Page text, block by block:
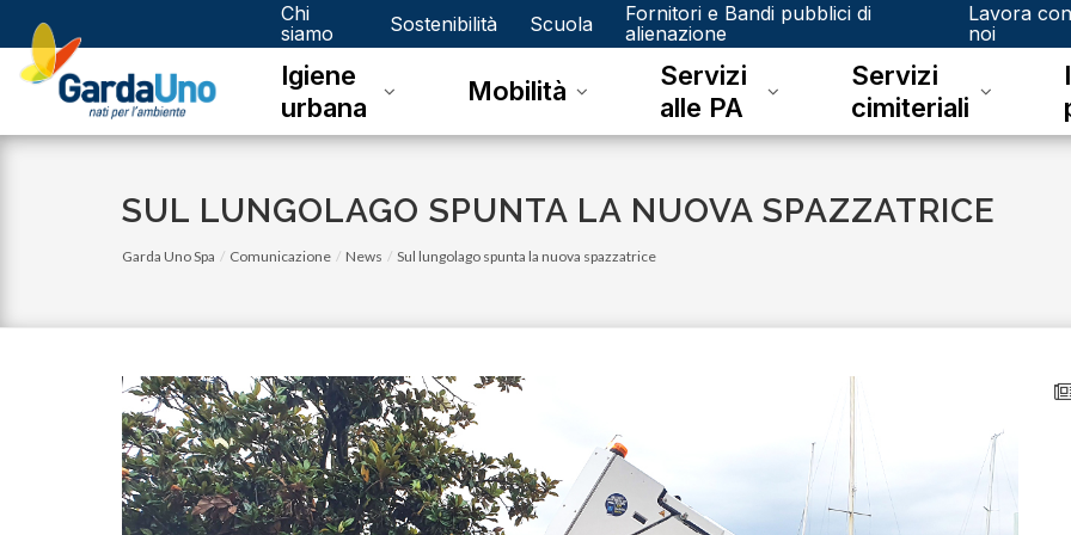
Gardauno
Spa
Chi
siamo
Sostenibilità Scuola
Fornitori e Bandi pubblici di
alienazione
Lavora con
noi
Igiene
urbana
Mobilità
Servizi
alle PA
Servizi
cimiteriali
SUL LUNGOLAGO SPUNTA LA NUOVA SPAZZATRICE
Garda Uno Spa Comunicazione News Sul lungolago spunta la nuova spazzatrice
venerdì 03 novembre 2023 venerdì 15 dicembre 2023